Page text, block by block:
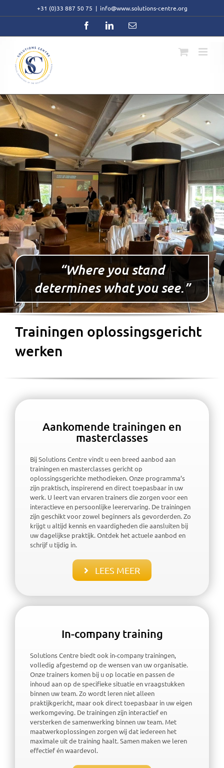
+31 (0)33 887 50 75 | info@www.solutions-centre.org
FacebookLinkedInEmail
“Where you stand
determines what you see.”
Trainingen oplossingsgericht
werken
Aankomende trainingen en
masterclasses
Bij Solutions Centre vindt u een breed aanbod aan
trainingen en masterclasses gericht op
oplossingsgerichte methodieken. Onze programma’s
zijn praktisch, inspirerend en direct toepasbaar in uw
werk. U leert van ervaren trainers die zorgen voor een
interactieve en persoonlijke leerervaring. De trainingen
zijn geschikt voor zowel beginners als gevorderden. Zo
krijgt u altijd kennis en vaardigheden die aansluiten bij
uw dagelijkse praktijk. Ontdek het actuele aanbod en
schrijf u tijdig in.
LEES MEER
In-company training
Solutions Centre biedt ook in-company trainingen,
volledig afgestemd op de wensen van uw organisatie.
Onze trainers komen bij u op locatie en passen de
inhoud aan op de specifieke situatie en vraagstukken
binnen uw team. Zo wordt leren niet alleen
praktijkgericht, maar ook direct toepasbaar in uw eigen
werkomgeving. De trainingen zijn interactief en
versterken de samenwerking binnen uw team. Met
maatwerkoplossingen zorgen wij dat iedereen het
maximale uit de training haalt. Samen maken we leren
effectief én waardevol.